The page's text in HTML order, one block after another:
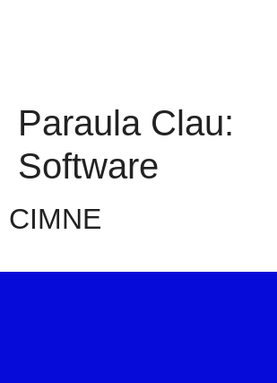
Paraula Clau:
Software
CIMNE